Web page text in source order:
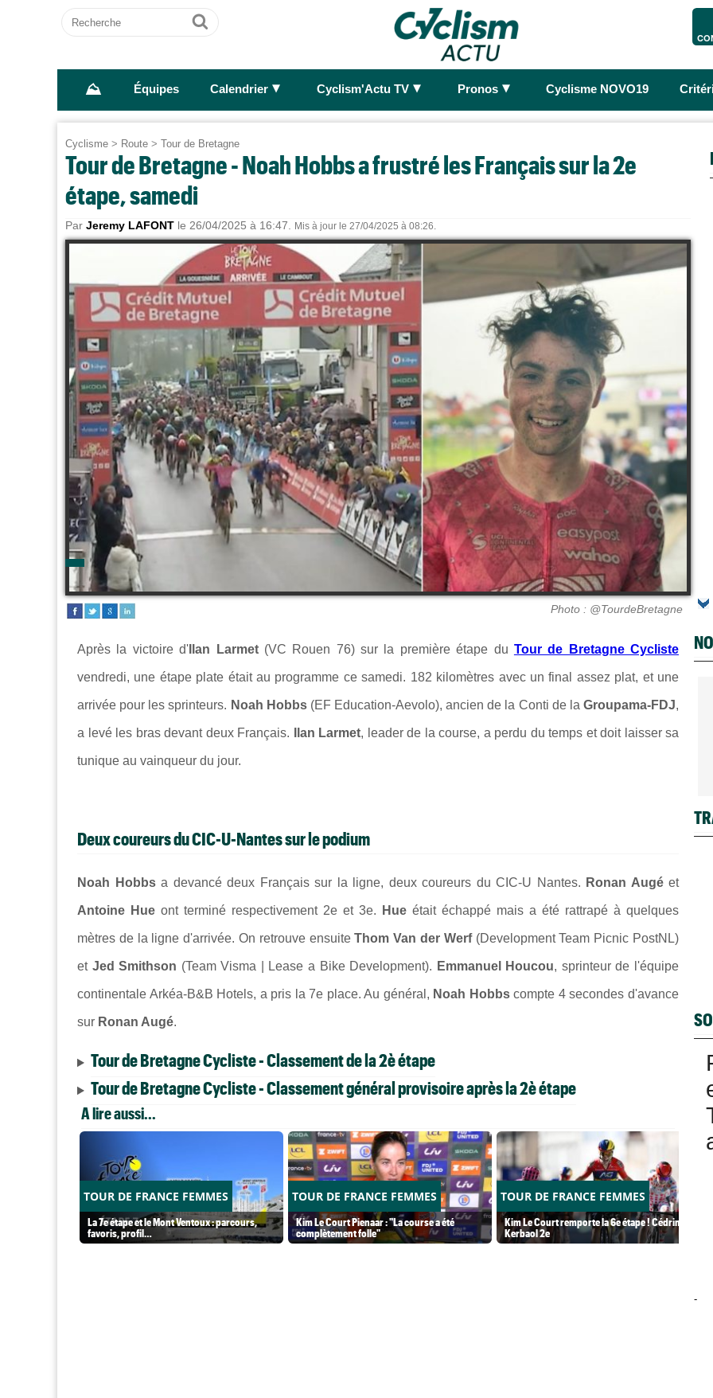
Recherche
Ok
⛰ Équipes Calendrier ► Cyclism'Actu TV ► Pronos ► Cyclisme NOVO19
Cyclisme > Route > Tour de Bretagne
Tour de Bretagne - Noah Hobbs a frustré les Français sur la 2e
étape, samedi
Par Jeremy LAFONT le 26/04/2025 à 16:47. Mis à jour le 27/04/2025 à 08:26.
Photo : @TourdeBretagne
Après la victoire d' Ilan Larmet(VC Rouen 76) sur la première étape du Tour de Bretagne Cycliste
vendredi, une étape plate était au programme ce samedi. 182 kilomètres avec un final assez plat, et une
arrivée pour les sprinteurs. Noah Hobbs(EF Education-Aevolo), ancien de la Conti de laGroupama-FDJ,
a levé les bras devant deux Français. Ilan Larmet, leader de la course, a perdu du temps et doit laisser sa
tunique au vainqueur du jour.
Deux coureurs du CIC-U-Nantes sur le podium
Noah Hobbsa devancé deux Français sur la ligne, deux coureurs du CIC-U Nantes. Ronan Augéet
Antoine Hue ont terminé respectivement 2e et 3e. Hue était échappé mais a été rattrapé à quelques
mètres de la ligne d'arrivée. On retrouve ensuiteThom Van der Werf(Development Team Picnic PostNL)
et Jed Smithson (Team Visma | Lease a Bike Development). Emmanuel Houcou, sprinteur de l'équipe
continentale Arkéa-B&B Hotels, a pris la 7e place. Au général, Noah Hobbscompte 4 secondes d'avance
sur Ronan Augé.
Tour de Bretagne Cycliste - Classement de la 2è étape
Tour de Bretagne Cycliste - Classement général provisoire après la 2è étape
A lire aussi...
TOUR DE FRANCE FEMMES
La 7e étape et le Mont Ventoux : parcours,
favoris, profil…
TOUR DE FRANCE FEMMES
Kim Le Court Pienaar : "La course a été
complètement folle"
TOUR DE FRANCE FEMMES
Kim Le Court remporte la 6e étape ! Cédrine
Kerbaol 2e
-